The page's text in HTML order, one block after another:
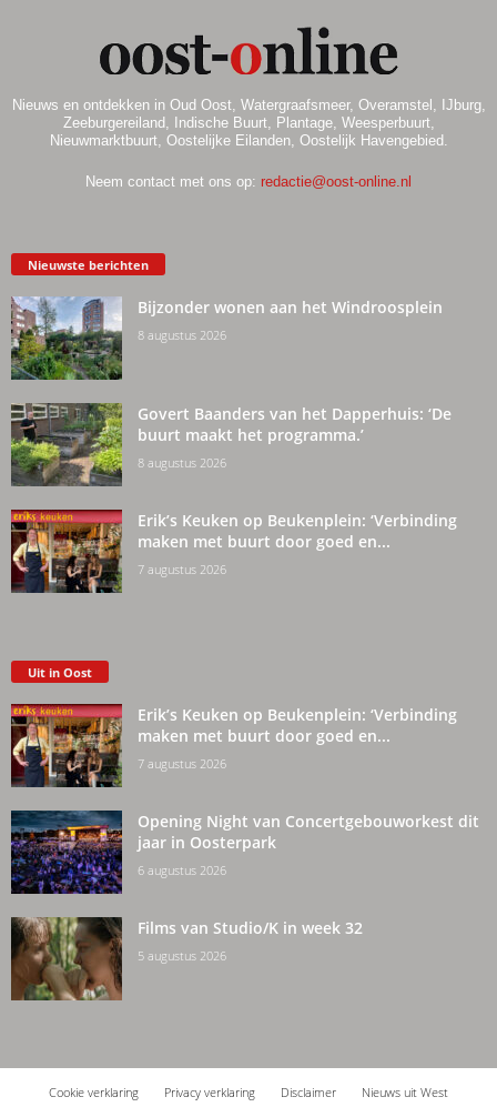
Nieuws en ontdekken in Oud Oost, Watergraafsmeer, Overamstel, IJburg,
Zeeburgereiland, Indische Buurt, Plantage, Weesperbuurt,
Nieuwmarktbuurt, Oostelijke Eilanden, Oostelijk Havengebied.
Neem contact met ons op: redactie@oost-online.nl
Nieuwste berichten
Bijzonder wonen aan het Windroosplein
8 augustus 2026
Govert Baanders van het Dapperhuis: ‘De
buurt maakt het programma.’
8 augustus 2026
Erik’s Keuken op Beukenplein: ‘Verbinding
maken met buurt door goed en...
7 augustus 2026
Uit in Oost
Erik’s Keuken op Beukenplein: ‘Verbinding
maken met buurt door goed en...
7 augustus 2026
Opening Night van Concertgebouworkest dit
jaar in Oosterpark
6 augustus 2026
Films van Studio/K in week 32
5 augustus 2026
Cookie verklaring Privacy verklaring Disclaimer Nieuws uit West